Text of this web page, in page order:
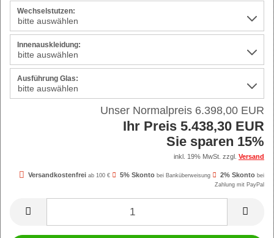
Wechselstutzen:
Innenauskleidung:
Ausführung Glas:
Unser Normalpreis 6.398,00 EUR
Ihr Preis 5.438,30 EUR
Sie sparen 15%
inkl. 19% MwSt. zzgl. Versand
Versandkostenfrei ab 100 € 5% Skonto bei Banküberweisung 2% Skonto bei
Zahlung mit PayPal